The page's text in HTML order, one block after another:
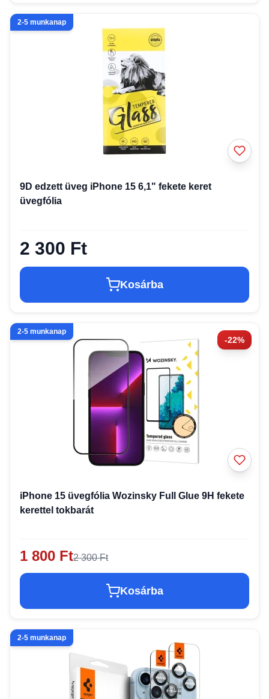
2-5 munkanap
9D edzett üveg iPhone 15 6,1" fekete keret
üvegfólia
2 300 Ft
Kosárba
-22%
2-5 munkanap
iPhone 15 üvegfólia Wozinsky Full Glue 9H fekete
kerettel tokbarát
1 800 Ft2 300 Ft
Kosárba
2-5 munkanap